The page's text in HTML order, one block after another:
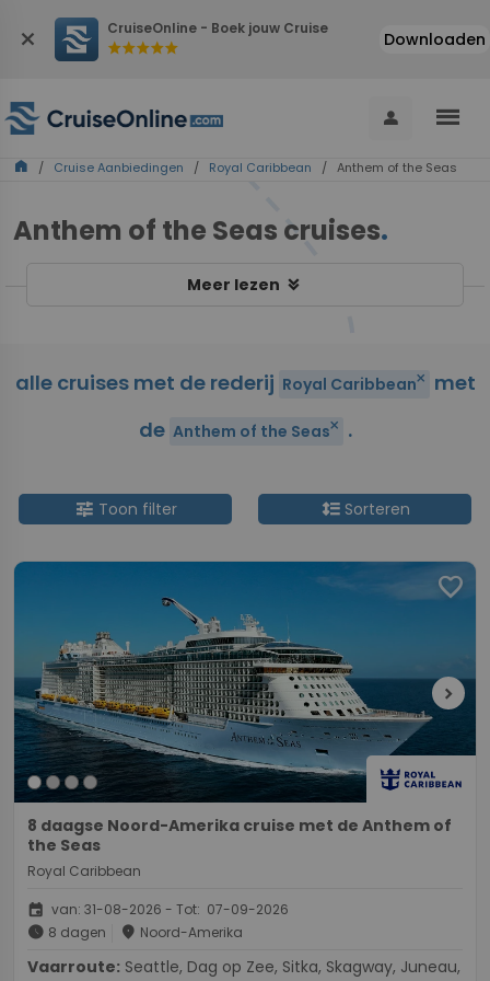
close CruiseOnline - Boek jouw Cruise
starstarstarstarstar Downloaden
person menu
home / Cruise Aanbiedingen / Royal Caribbean / Anthem of the Seas
Anthem of the Seas cruises.
Meer lezen keyboard_double_arrow_down
alle cruises met de rederij Royal Caribbeanclose
met
de Anthem of the Seasclose .
tune Toon filter format_line_spacingSorteren
favorite
chevron_right
8 daagse Noord-Amerika cruise met de Anthem of
the Seas
Royal Caribbean
event van: 31-08-2026 - Tot: 07-09-2026
schedule 8 dagen place Noord-Amerika
Vaarroute: